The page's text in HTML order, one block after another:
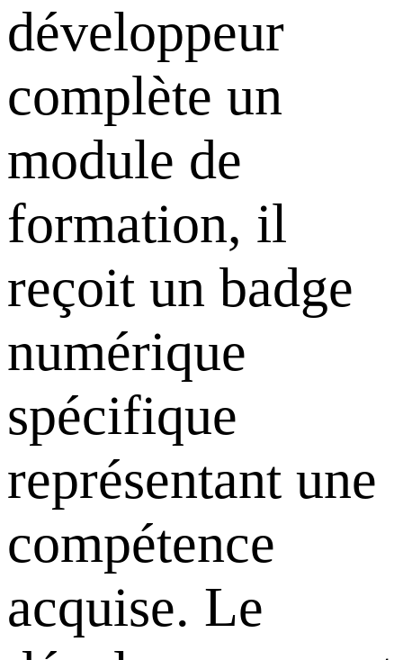
développeur
complète un
module de
formation, il
reçoit un badge
numérique
spécifique
représentant une
compétence
acquise. Le